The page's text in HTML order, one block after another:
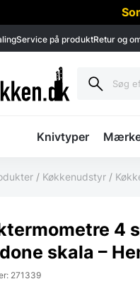
Service på produktRetur og
Knivtyper
/ Køkkenudstyr /
4
skala –
271339